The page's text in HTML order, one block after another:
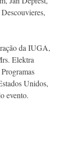
da IUGA,
Elektra
Unidos,
evento.